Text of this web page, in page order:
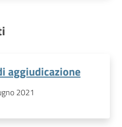
aggiudicazione
2021